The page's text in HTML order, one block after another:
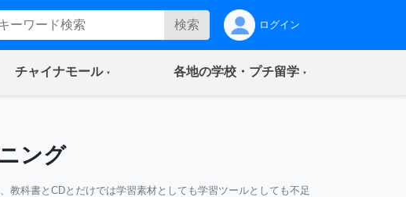
検索 ログイン
チャイナモール(current) 各地の学校・プチ留学(current)
ング
科書とCDとだけでは学習素材としても学習ツールとしても不足